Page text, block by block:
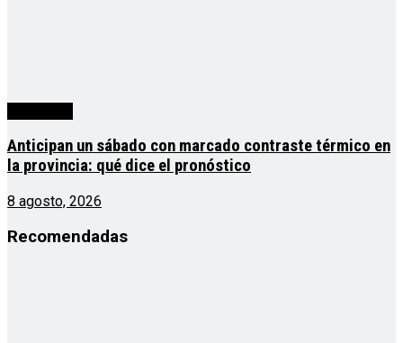
Anticipan un sábado con marcado contraste térmico en
la provincia: qué dice el pronóstico
8 agosto, 2026
Recomendadas